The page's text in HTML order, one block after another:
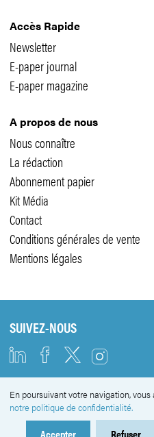
Accès Rapide
Newsletter
E-paper journal
E-paper magazine
A propos de nous
Nous connaître
La rédaction
Abonnement papier
Kit Média
Contact
Conditions générales de vente
Mentions légales
SUIVEZ-NOUS
NEWSLETTER
En poursuivant votre navigation,
notre politique de confidentialité.
Accepter Refuser